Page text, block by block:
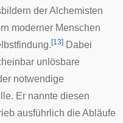
der Alchemisten
moderner Menschen
[13] Dabei
unlösbare
notwendige
Er nannte diesen
ausführlich die Abläufe